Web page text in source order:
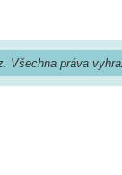
Všechna práva